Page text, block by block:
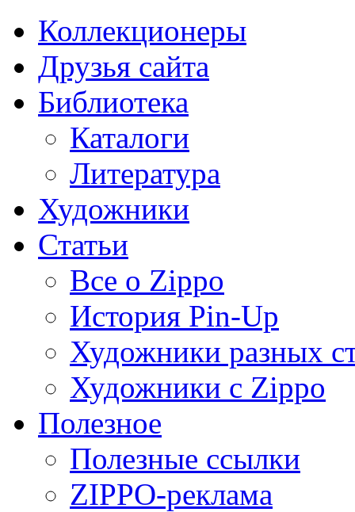
Коллекционеры
Друзья сайта
Библиотека
Каталоги
Литература
Художники
Статьи
Все о Zippo
История Pin-Up
Художники разных
Художники с Zippo
Полезное
Полезные ссылки
ZIPPO-реклама